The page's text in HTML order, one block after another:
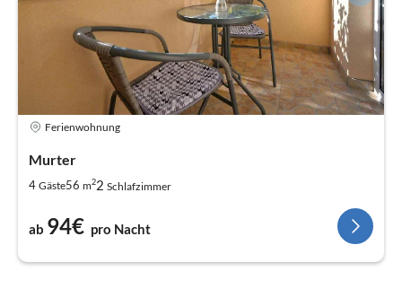
Ferienwohnung
Murter
4 Gäste56 m22 Schlafzimmer
ab 94€ pro Nacht